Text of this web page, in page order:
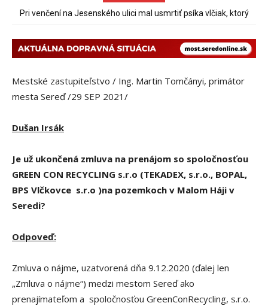
Pri venčení na Jesenského ulici mal usmrtiť psíka vlčiak, ktorý
Mestské zastupiteľstvo / Ing. Martin Tomčányi, primátor
mesta Sereď /29 SEP 2021/
Dušan Irsák
Je už ukončená zmluva na prenájom so spoločnosťou
GREEN CON RECYCLING s.r.o (TEKADEX, s.r.o., BOPAL,
BPS Vlčkovce s.r.o )na pozemkoch v Malom Háji v
Seredi?
Odpoveď:
Zmluva o nájme, uzatvorená dňa 9.12.2020 (ďalej len
„Zmluva o nájme“) medzi mestom Sereď ako
prenajímateľom a spoločnosťou GreenConRecycling, s.r.o.